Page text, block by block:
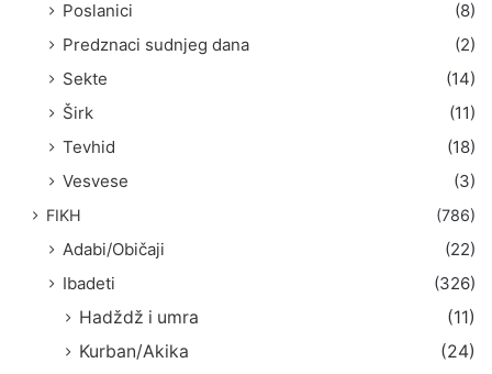
Poslanici
(8)
Predznaci sudnjeg dana
(2)
Sekte
(14)
Širk
(11)
Tevhid
(18)
Vesvese
(3)
FIKH (786)
Adabi/Običaji
(22)
Ibadeti
(326)
Hadždž i umra
(11)
Kurban/Akika
(24)